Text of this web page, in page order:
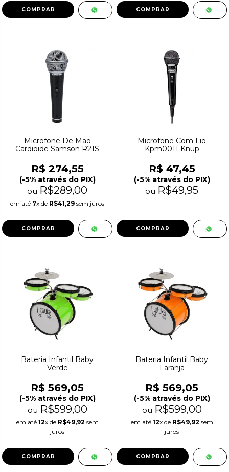
Microfone De Mao
Cardioide Samson R21S
R$ 274,55
(-5% através do PIX)
ou R$289,00
em até 7x de R$41,29 sem juros
Microfone Com Fio
Kpm0011 Knup
R$ 47,45
(-5% através do PIX)
ou R$49,95
Bateria Infantil Baby
Verde
R$ 569,05
(-5% através do PIX)
ou R$599,00
em até 12x de R$49,92 sem
juros
Bateria Infantil Baby
Laranja
R$ 569,05
(-5% através do PIX)
ou R$599,00
em até 12x de R$49,92 sem
juros